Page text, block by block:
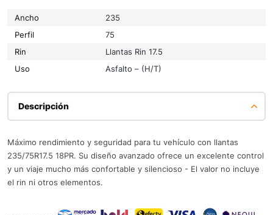
Ancho
235
Perfil
75
Rin
Llantas Rin 17.5
Uso
Asfalto – (H/T)
Descripción
Máximo rendimiento y seguridad para tu vehículo con llantas
235/75R17.5 18PR. Su diseño avanzado ofrece un excelente control
y un viaje mucho más confortable y silencioso - El valor no incluye
el rin ni otros elementos.